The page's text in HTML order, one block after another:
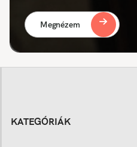
Megnézem
KATEGÓRIÁK